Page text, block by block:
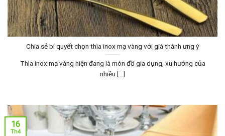
Chia sẻ bí quyết chọn thìa inox mạ vàng với giá thành ưng ý
Thìa inox mạ vàng hiện đang là món đồ gia dụng, xu hướng của
nhiều [...]
16
Th4